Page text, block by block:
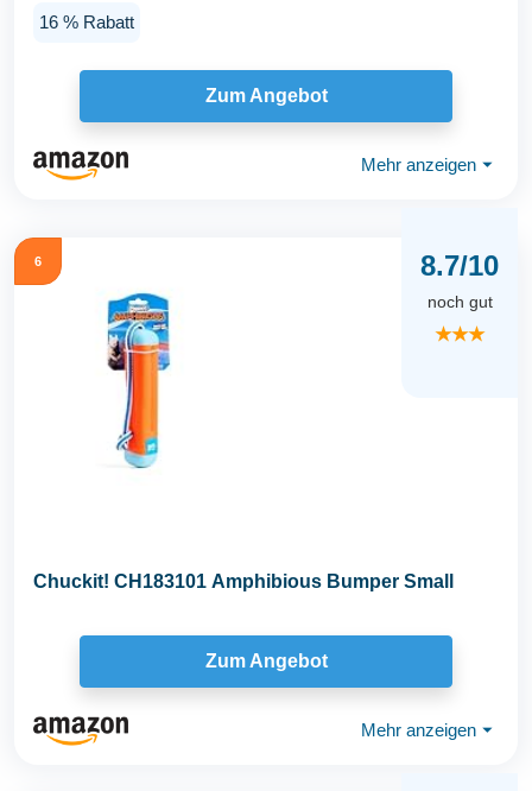
cm/42 cm lime...
16 % Rabatt
Zum Angebot
Mehr anzeigen ⏷
6 8.7/10
noch gut
★★★
Chuckit! CH183101 Amphibious Bumper Small
Zum Angebot
Mehr anzeigen ⏷